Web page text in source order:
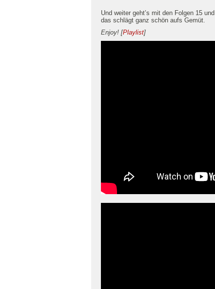
Und weiter geht’s mit den Folgen 15
das schlägt ganz schön aufs Gemüt.
Enjoy! [Playlist]